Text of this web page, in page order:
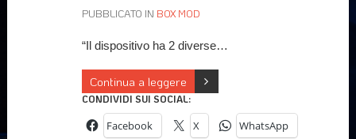
PUBBLICATO IN BOX MOD
“Il dispositivo ha 2 diverse…
Continua a leggere
CONDIVIDI SUI SOCIAL:
Facebook X WhatsApp